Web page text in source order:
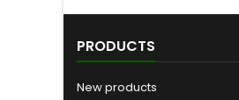
PRODUCTS
New products